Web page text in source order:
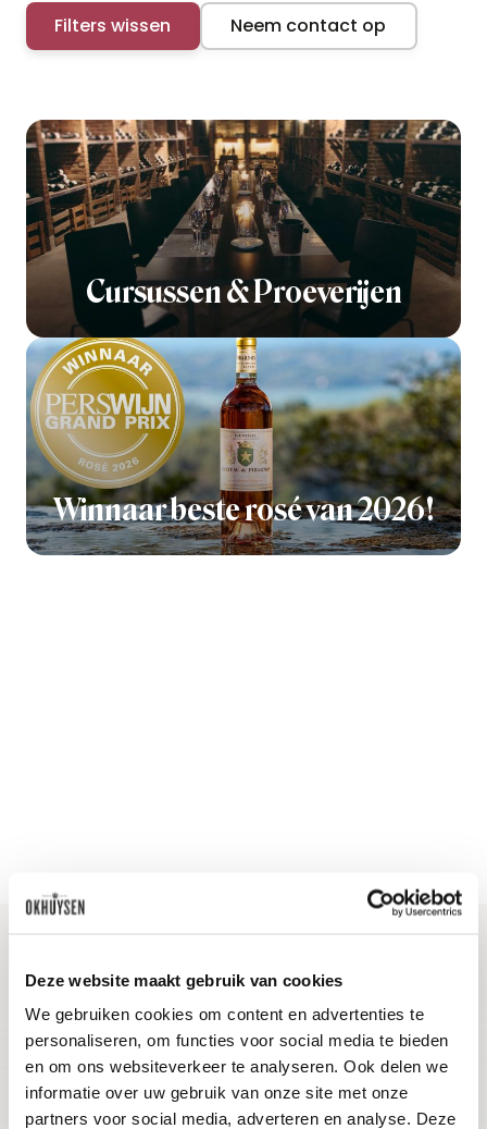
Deze website maakt gebruik van cookies
We gebruiken cookies om content en advertenties te
personaliseren, om functies voor social media te bieden
en om ons websiteverkeer te analyseren. Ook delen we
informatie over uw gebruik van onze site met onze
partners voor social media, adverteren en analyse. Deze
Filters wissen Neem contact op
Cursussen & Proeverijen
Winnaar beste rosé van 2026!
Blijf op de hoogte
Ontvang het laatste wijnnieuws, proeverijen en
evenementen
E-mailadres